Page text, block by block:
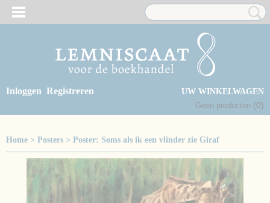
Inloggen Registreren
UW WINKELWAGEN
Geen producten (0)
Home > Posters > Poster: Soms als ik een vlinder zie Giraf